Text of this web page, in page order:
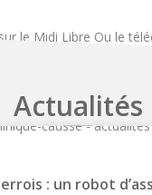
le Midi Libre Ou le
Actualités
: un robot